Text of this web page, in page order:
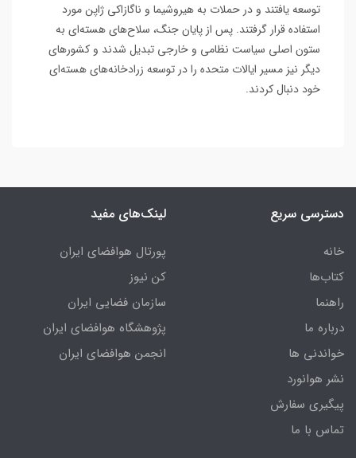
توسعه یافتند و در حملات به هیروشیما و ناگازاکی ژاپن مورد
استفاده قرار گرفتند. پس از پایان جنگ، سلاح‌های هسته‌ای به
ستون اصلی سیاست نظامی و خارجی تبدیل شدند و کشورهای
دیگر نیز مسیر ایالات متحده را در توسعه زرادخانه‌های هسته‌ای
خود دنبال کردند.
دسترسی سریع
خانه
کتاب‌ها
راهنما
درباره ما
خواندنی ها
نشر هوانورد
پیگیری سفارش
تماس با ما
لینک‌های مفید
پورتال هوافضای ایران
کن نیوز
سازمان فضایی ایران
پژوهشگاه هوافضای ایران
انجمن هوافضای ایران